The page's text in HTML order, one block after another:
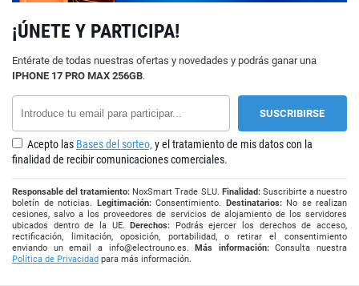
¡ÚNETE Y PARTICIPA!
Entérate de todas nuestras ofertas y novedades y podrás ganar una
IPHONE 17 PRO MAX 256GB.
Acepto las Bases del sorteo, y el tratamiento de mis datos con la
finalidad de recibir comunicaciones comerciales.
Responsable del tratamiento: NoxSmart Trade SLU. Finalidad:Suscribirte a nuestro
boletín de noticias. Legitimación:Consentimiento. Destinatarios:No se realizan
cesiones, salvo a los proveedores de servicios de alojamiento de los servidores
ubicados dentro de la UE.Derechos: Podrás ejercer los derechos de acceso,
rectificación, limitación, oposición, portabilidad, o retirar el consentimiento
enviando un email a info@electrouno.es.Más información:Consulta nuestra
Política de Privacidad para más información.